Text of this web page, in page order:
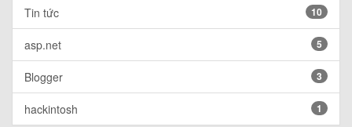
Tin tức 10
asp.net 5
Blogger 3
hackintosh 1